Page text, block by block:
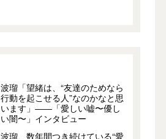
波瑠「望緒は、“友達のためなら
行動を起こせる人”なのかなと思
います」――「愛しい嘘〜優し
い闇〜」インタビュー
波瑠、数年間つき続けている“愛